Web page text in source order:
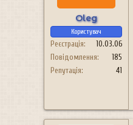
Oleg
Користувач
Реєстрація
10.03.06
Повідомлення
185
Репутація
41